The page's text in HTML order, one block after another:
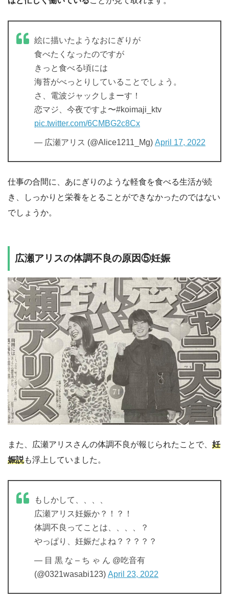
絵に描いたようなおにぎりが
食べたくなったのですが
きっと食べる頃には
海苔がべっとりしていることでしょう。
さ、電波ジャックしまーす！
恋マジ、今夜ですよ〜#koimaji_ktv
pic.twitter.com/6CMBG2c8Cx
— 広瀬アリス (@Alice1211_Mg) April 17, 2022
仕事の合間に、あにぎりのような軽食を食べる生活が続
き、しっかりと栄養をとることができなかったのではない
でしょうか。
広瀬アリスの体調不良の原因⑤妊娠
また、広瀬アリスさんの体調不良が報じられたことで、 妊
娠説も浮上していました。
もしかして、、、、
広瀬アリス妊娠か？！？！
体調不良ってことは、、、、？
やっぱり、妊娠だよね？？？？？
— 目 黒 な – ち ゃ ん @吃音有
(@0321wasabi123) April 23, 2022